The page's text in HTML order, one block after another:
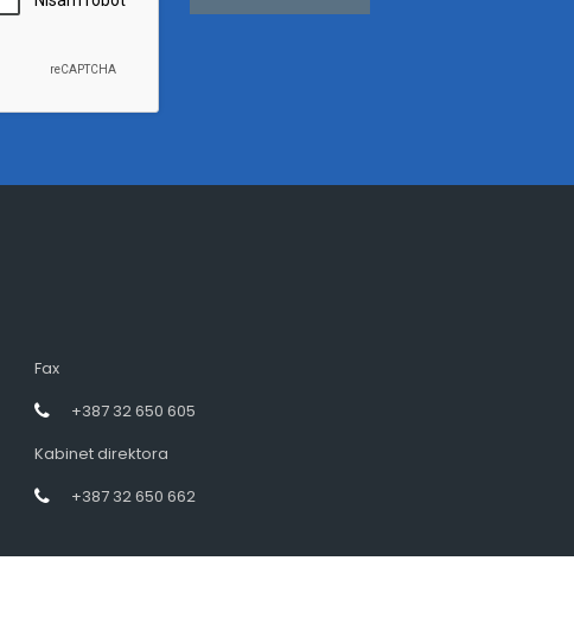
Fax
+387 32 650 605
Kabinet direktora
+387 32 650 662